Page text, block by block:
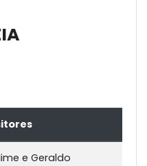
e Geraldo